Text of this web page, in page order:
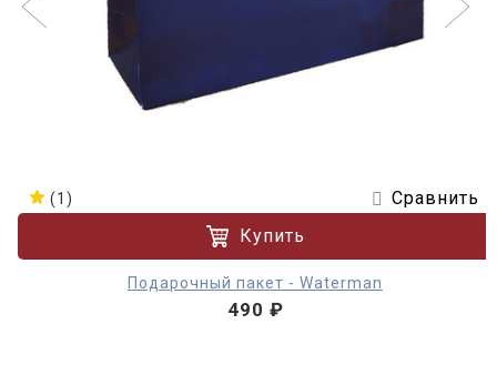
(1)
Сравнить
Купить
Подарочный пакет - Waterman
490 ₽